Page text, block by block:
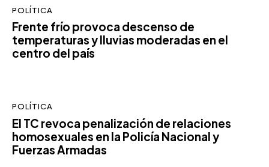
POLÍTICA
Frente frío provoca descenso de
temperaturas y lluvias moderadas en el
centro del país
POLÍTICA
El TC revoca penalización de relaciones
homosexuales en la Policía Nacional y
Fuerzas Armadas